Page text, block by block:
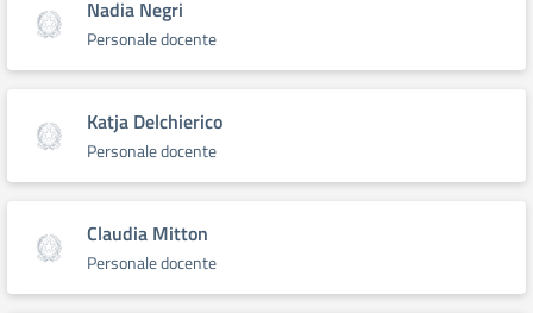
Nadia Negri
Personale docente
Katja Delchierico
Personale docente
Claudia Mitton
Personale docente